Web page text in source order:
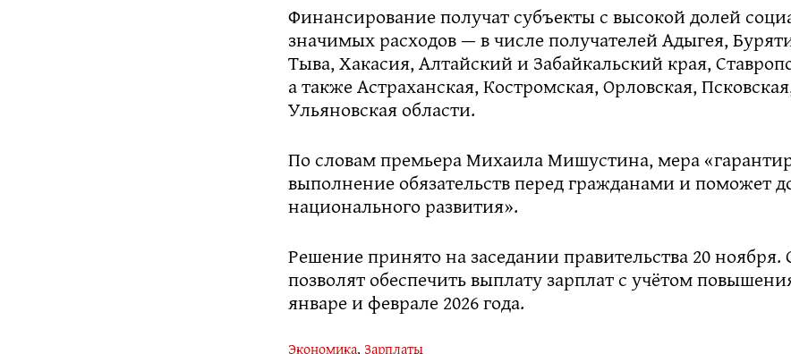
Финансирование получат субъекты с высокой долей
значимых расходов — в числе получателей Адыгея,
Тыва, Хакасия, Алтайский и Забайкальский края,
а также Астраханская, Костромская, Орловская,
Ульяновская области.
По словам премьера Михаила Мишустина, мера
выполнение обязательств перед гражданами и поможет
национального развития».
Решение принято на заседании правительства 20 ноября.
позволят обеспечить выплату зарплат с учётом
январе и феврале 2026 года.
Экономика, Зарплаты